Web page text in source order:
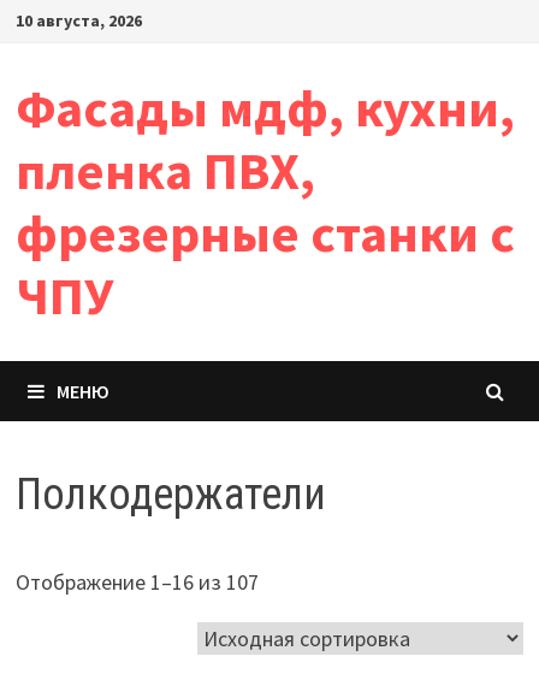
Перейти
10 августа, 2026
Фасады мдф, кухни,
пленка ПВХ,
фрезерные станки с
ЧПУ
МЕНЮ
Полкодержатели
Отображение 1–16 из 107